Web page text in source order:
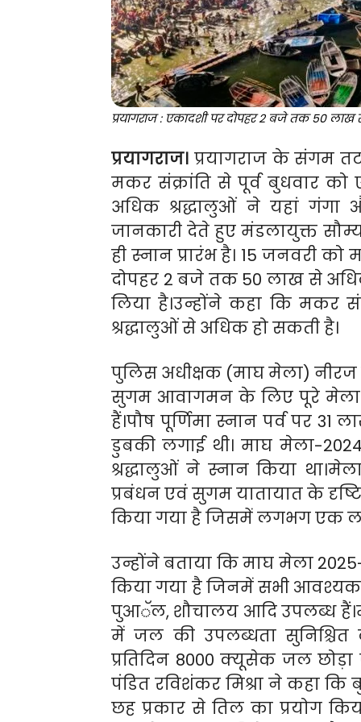
प्रयागराज : एकादशी पर दोपहर 2 बजे तक 50
प्रयागराज। प्रयागराज के संगम
मकर संक्रांति से पूर्व बुधवार
अधिक श्रद्धालुओं ने यहां
जानकारी देते हुए मंडलायुक्त
ही स्नान प्रारंभ है। 15 जनवरी
दोपहर 2 बजे तक 50 लाख से
लिया है।उन्होंने कहा कि मकर
श्रद्धालुओं से अधिक हो सकती है।
पुलिस अधीक्षक (माघ मेला) नीरज
सुगम आवागमन के लिए पूरे मेला
हैं।पौष पूर्णिमा स्नान पर्व पर
डुबकी लगाई थी। माघ मेला-
श्रद्धालुओं ने स्नान किया
प्रबंधन एवं सुगम यातायात के
किया गया है जिसमें लगभग एक
उन्होंने बताया कि माघ मेला
किया गया है जिनमें सभी
पुआॅल, शौचालय आदि उपलब्ध
में जल की उपलब्धता
प्रतिदिन 8000 क्यूसेक जल
पंडित रविशंकर मिश्रा ने कहा
छह प्रकार से तिल का प्रयोग